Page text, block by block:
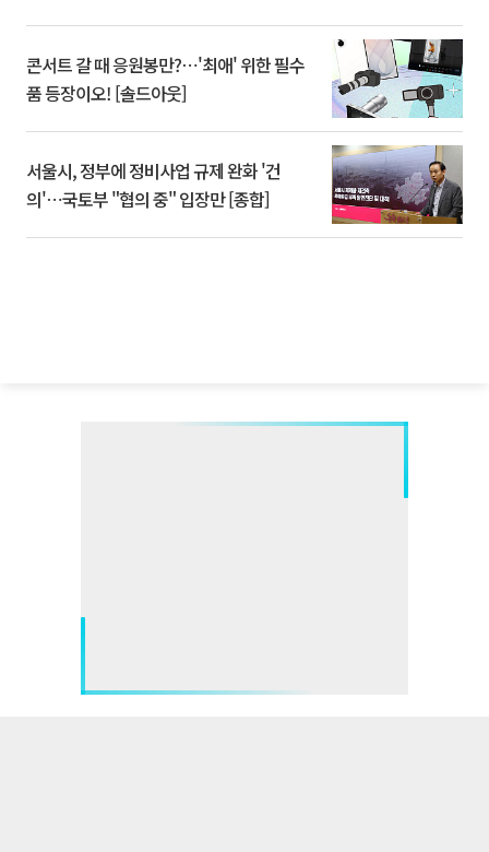
콘서트 갈 때 응원봉만?⋯'최애' 위한 필수
품 등장이오! [솔드아웃]
서울시, 정부에 정비사업 규제 완화 '건
의'⋯국토부 "협의 중" 입장만 [종합]